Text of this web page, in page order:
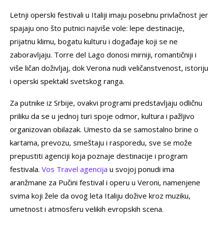
Letnji operski festivali u Italiji imaju posebnu privlačnost jer
spajaju ono što putnici najviše vole: lepe destinacije,
prijatnu klimu, bogatu kulturu i događaje koji se ne
zaboravljaju. Torre del Lago donosi mirniji, romantičniji i
više ličan doživljaj, dok Verona nudi veličanstvenost, istoriju
i operski spektakl svetskog ranga.
Za putnike iz Srbije, ovakvi programi predstavljaju odličnu
priliku da se u jednoj turi spoje odmor, kultura i pažljivo
organizovan obilazak. Umesto da se samostalno brine o
kartama, prevozu, smeštaju i rasporedu, sve se može
prepustiti agenciji koja poznaje destinacije i program
festivala. Vos Travel agencija u svojoj ponudi ima
aranžmane za Pučini festival i operu u Veroni, namenjene
svima koji žele da ovog leta Italiju dožive kroz muziku,
umetnost i atmosferu velikih evropskih scena.